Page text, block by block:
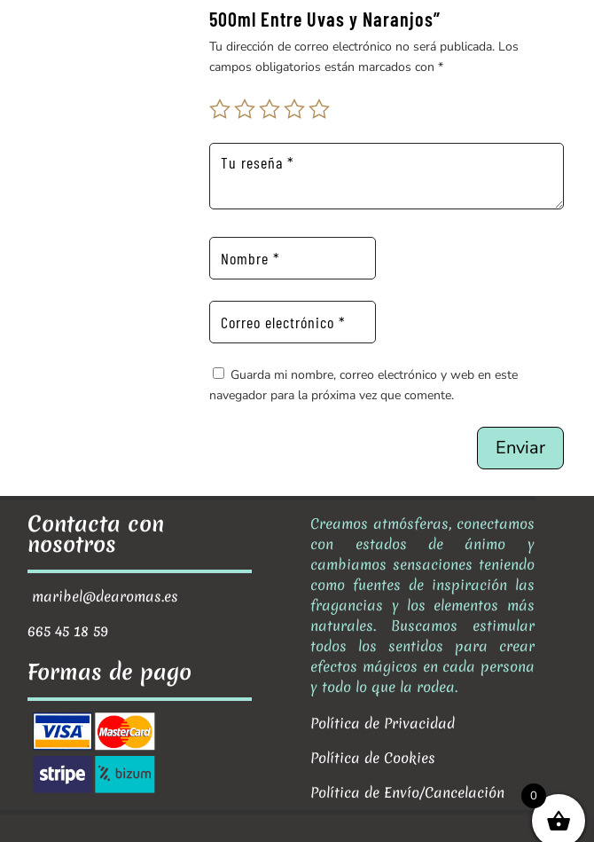
500ml Entre Uvas y Naranjos”
Tu dirección de correo electrónico no será publicada. Los
campos obligatorios están marcados con*
Guarda mi nombre, correo electrónico y web en este
navegador para la próxima vez que comente.
Enviar
Contacta con
nosotros
maribel@dearomas.es
665 45 18 59
Formas de pago
Creamos atmósferas, conectamos
con estados de ánimo y
cambiamos sensaciones teniendo
como fuentes de inspiración las
fragancias y los elementos más
naturales. Buscamos estimular
todos los sentidos para crear
efectos mágicos en cada persona
y todo lo que la rodea.
Política de Privacidad
Política de Cookies
Política de Envío/Cancelación
0